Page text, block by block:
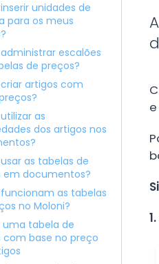
unidades de
para os meus
escalões
de preços?
artigos com
as
dos artigos nos
as tabelas de
em documentos?
as tabelas
no Moloni?
uma tabela de
com base no preço
1.